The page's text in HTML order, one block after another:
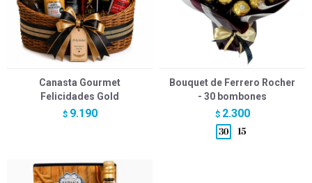
Canasta Gourmet
Felicidades Gold
$ 9.190
Bouquet de Ferrero Rocher
- 30 bombones
$ 2.300